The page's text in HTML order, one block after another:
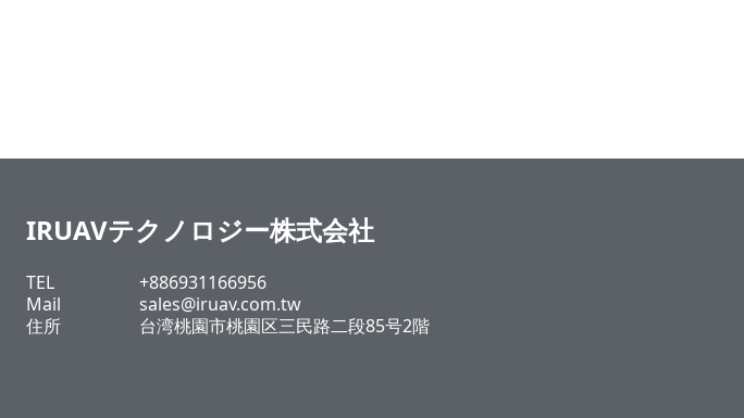
IRUAVテクノロジー株式会社
TEL
+886931166956
Mail
sales@iruav.com.tw
住所
台湾桃園市桃園区三民路二段85号2階